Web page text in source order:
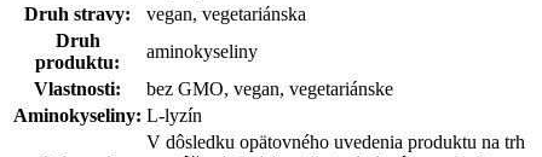
Druh stravy:
vegan, vegetariánska
Druh
produktu:
aminokyseliny
Vlastnosti:
bez GMO, vegan, vegetariánske
Aminokyseliny: L-lyzín
V dôsledku opätovného uvedenia produktu na trh